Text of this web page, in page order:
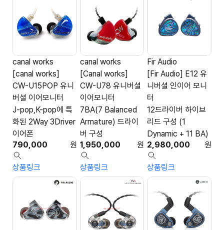
canal works
[canal works]
CW-U15POP 유니
버셜 이어모니터
J-pop,K-pop에 특
화된 2Way 3Driver
이어폰
790,000
원
상품링크
canal works
[Canal works]
CW-U78 유니버셜
이어모니터
7BA(7 Balanced
Armature) 드라이
버 구성
1,950,000
원
상품링크
Fir Audio
[Fir Audio] E12 유
니버셜 인이어 모니
터
12드라이버 하이브
리드 구성 (1
Dynamic + 11 BA)
2,980,000
원
상품링크